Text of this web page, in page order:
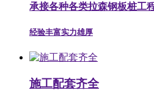
承接各种各类拉森钢板桩工
经验丰富实力雄厚
施工配套齐全